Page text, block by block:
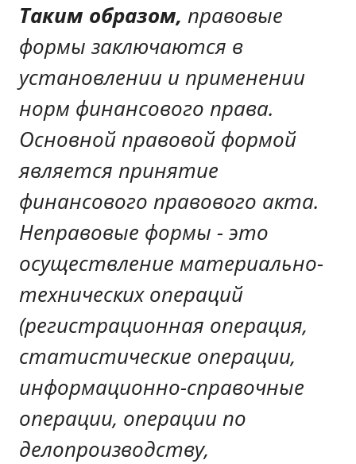
Таким образом, правовые
формы заключаются в
установлении и применении
норм финансового права.
Основной правовой формой
является принятие
финансового правового акта.
Неправовые формы - это
осуществление материально-
технических операций
(регистрационная операция,
статистические операции,
информационно-справочные
операции, операции по
делопроизводству,